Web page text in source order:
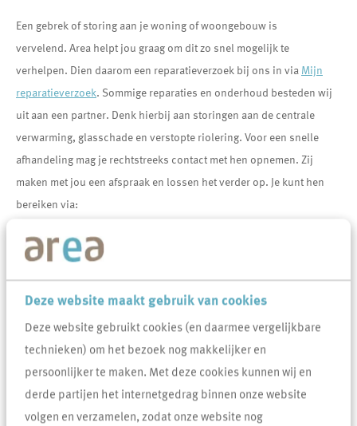
Deze website maakt gebruik van cookies
Deze website gebruikt cookies (en daarmee vergelijkbare
technieken) om het bezoek nog makkelijker en
persoonlijker te maken. Met deze cookies kunnen wij en
derde partijen het internetgedrag binnen onze website
volgen en verzamelen, zodat onze website nog
Een gebrek of storing aan je woning of woongebouw is
vervelend. Area helpt jou graag om dit zo snel mogelijk te
verhelpen. Dien daarom een reparatieverzoek bij ons in viaMijn
reparatieverzoek. Sommige reparaties en onderhoud besteden wij
uit aan een partner. Denk hierbij aan storingen aan de centrale
verwarming, glasschade en verstopte riolering. Voor een snelle
afhandeling mag je rechtstreeks contact met hen opnemen. Zij
maken met jou een afspraak en lossen het verder op. Je kunt hen
bereiken via:
Bij problemen met de cv-installatie en warmwatervoorziening:
bel Kemkens via 0413-388045
Bij een verstopte riolering in huis: bel Flip van Dijk via 0413-
388046
Bij glasschade: bel Snepvangers via 0413-388047
Bij een verstopt gemeenteriool: bel de gemeente via 0413-
281911 (Maashorst) of 14-0413 (Meierijstad)
Bij een defect of storing aan je zonnepanelen: bel 100%
Zonnig via 0413-388048